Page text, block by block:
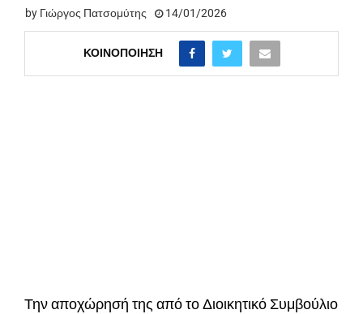
by Γιώργος Πατσομύτης 14/01/2026
ΚΟΙΝΟΠΟΊΗΣΗ
Την αποχώρησή της από το Διοικητικό Συμβούλιο